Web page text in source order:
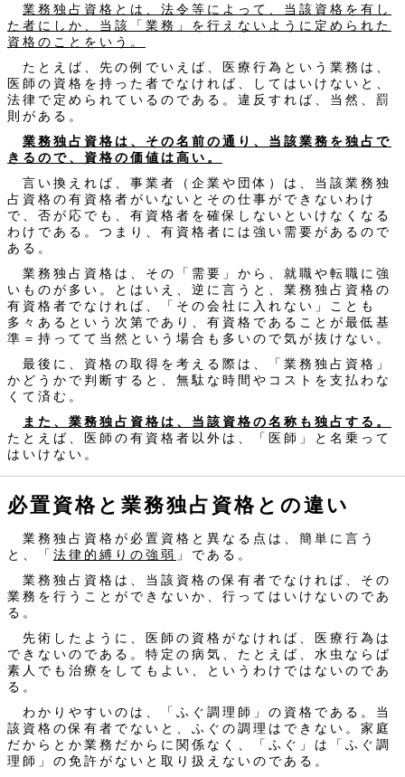
業務独占資格とは、法令等によって、当該資格を有し
た者にしか、当該「業務」を行えないように定められた
資格のことをいう。
たとえば、先の例でいえば、医療行為という業務は、
医師の資格を持った者でなければ、してはいけないと、
法律で定められているのである。違反すれば、当然、罰
則がある。
業務独占資格は、その名前の通り、当該業務を独占で
きるので、資格の価値は高い。
言い換えれば、事業者（企業や団体）は、当該業務独
占資格の有資格者がいないとその仕事ができないわけ
で、否が応でも、有資格者を確保しないといけなくなる
わけである。つまり、有資格者には強い需要があるので
ある。
業務独占資格は、その「需要」から、就職や転職に強
いものが多い。とはいえ、逆に言うと、業務独占資格の
有資格者でなければ、「その会社に入れない」ことも
多々あるという次第であり、有資格であることが最低基
準＝持ってて当然という場合も多いので気が抜けない。
最後に、資格の取得を考える際は、「業務独占資格」
かどうかで判断すると、無駄な時間やコストを支払わな
くて済む。
また、業務独占資格は、当該資格の名称も独占する。
たとえば、医師の有資格者以外は、「医師」と名乗って
はいけない。
必置資格と業務独占資格との違い
業務独占資格が必置資格と異なる点は、簡単に言う
と、「 法律的縛りの強弱 」である。
業務独占資格は、当該資格の保有者でなければ、その
業務を行うことができないか、行ってはいけないのであ
る。
先術したように、医師の資格がなければ、医療行為は
できないのである。特定の病気、たとえば、水虫ならば
素人でも治療をしてもよい、というわけではないのであ
る。
わかりやすいのは、「ふぐ調理師」の資格である。当
該資格の保有者でないと、ふぐの調理はできない。家庭
だからとか業務だからに関係なく、「ふぐ」は「ふぐ調
理師」の免許がないと取り扱えないのである。